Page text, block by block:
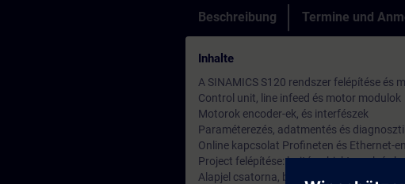
Beschreibung Termine und
Inhalte
A SINAMICS S120 rendszer felépítése és
Control unit, line infeed és motor modulok
Motorok encoder-ek, és interfészek
Paraméterezés, adatmentés és
Online kapcsolat Profineten és Ethernet-
Project felépítése: hajtás objektumok és
Alapjel csatorna, bemeneti és kimeneti jelek